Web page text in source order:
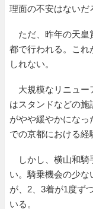
理面の不安はないだ
ただ、昨年の天皇
都で行われる。これ
しれない。
大規模なリニュー
はスタンドなどの施
がやや緩やかになっ
での京都における経
しかし、横山和騎
い。騎乗機会の少な
が、2、3着が1度ず
いる。